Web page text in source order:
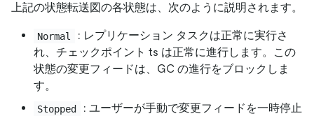
上記の状態転送図の各状態は、次のように説明されます。
Normal
: レプリケーション タスクは正常に実行さ
れ、チェックポイント ts は正常に進行します。この
状態の変更フィードは、GC の進行をブロックしま
す。
Stopped
: ユーザーが手動で変更フィードを一時停止